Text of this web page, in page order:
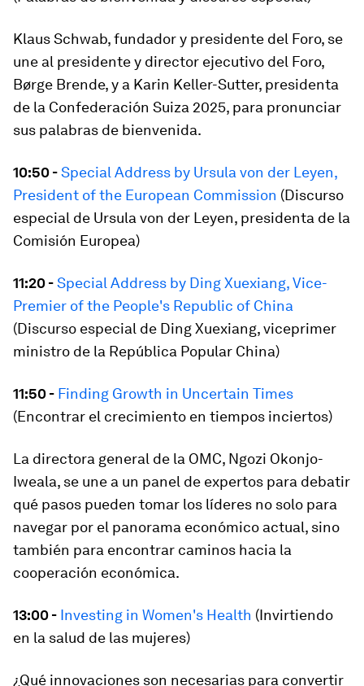
Klaus Schwab, fundador y presidente del Foro, se
une al presidente y director ejecutivo del Foro,
Børge Brende, y a Karin Keller-Sutter, presidenta
de la Confederación Suiza 2025, para pronunciar
sus palabras de bienvenida.
10:50 -Special Address by Ursula von der Leyen,
President of the European Commission (Discurso
especial de Ursula von der Leyen, presidenta de la
Comisión Europea)
11:20 -Special Address by Ding Xuexiang, Vice-
Premier of the People's Republic of China
(Discurso especial de Ding Xuexiang, viceprimer
ministro de la República Popular China)
11:50 - Finding Growth in Uncertain Times
(Encontrar el crecimiento en tiempos inciertos)
La directora general de la OMC, Ngozi Okonjo-
Iweala, se une a un panel de expertos para debatir
qué pasos pueden tomar los líderes no solo para
navegar por el panorama económico actual, sino
también para encontrar caminos hacia la
cooperación económica.
13:00 - Investing in Women's Health (Invirtiendo
en la salud de las mujeres)
¿Qué innovaciones son necesarias para convertir